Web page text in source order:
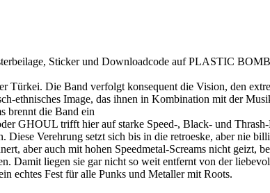
Sticker und Downloadcode auf PLASTIC
Türkei. Die Band verfolgt konsequent die Vision, den
ethnisches Image, das ihnen in Kombination mit der
brennt die Band ein
GHOUL trifft hier auf starke Speed-, Black- und
Verehrung setzt sich bis in die retroeske, aber nie
aber auch mit hohen Speedmetal-Screams nicht geizt,
liegen sie gar nicht so weit entfernt von der
echtes Fest für alle Punks und Metaller mit Roots.